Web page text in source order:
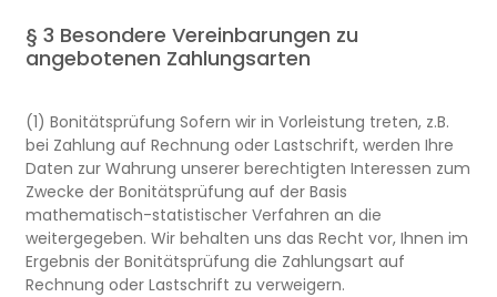
§ 3 Besondere Vereinbarungen zu
angebotenen Zahlungsarten
(1) Bonitätsprüfung Sofern wir in Vorleistung treten, z.B.
bei Zahlung auf Rechnung oder Lastschrift, werden Ihre
Daten zur Wahrung unserer berechtigten Interessen zum
Zwecke der Bonitätsprüfung auf der Basis
mathematisch-statistischer Verfahren an die
weitergegeben. Wir behalten uns das Recht vor, Ihnen im
Ergebnis der Bonitätsprüfung die Zahlungsart auf
Rechnung oder Lastschrift zu verweigern.